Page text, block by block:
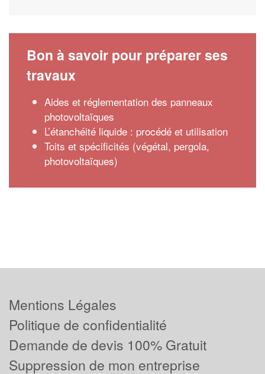
Bon à savoir pour préparer ses
travaux
Aides et réglementation des panneaux
photovoltaïques
L’étanchéité liquide : procédé et utilisation
Toits et spécificités (végétal, pergola,
photovoltaïques)
Mentions Légales
Politique de confidentialité
Demande de devis 100% Gratuit
Suppression de mon entreprise